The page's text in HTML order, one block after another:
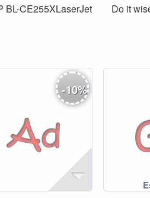
BL-CE255XLaserJet Do it
-10%